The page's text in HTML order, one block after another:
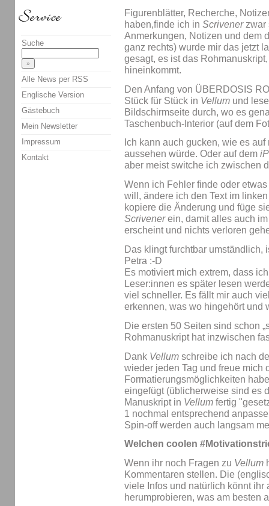
Figurenblätter, Recherche,
haben,finde ich in Scrivenerzwar
Anmerkungen, Notizen und dem
ganz rechts) wurde mir das jetzt
gesagt, es ist das
hineinkommt.
Den Anfang von ÜBERDOSIS
Stück für Stück in Vellum und
Bildschirmseite durch, wo es
Taschenbuch-Interior (auf dem
Ich kann auch gucken, wie es
aussehen würde. Oder auf dem
aber meist switche ich zwischen
Wenn ich Fehler finde oder
will, ändere ich den Text im
kopiere die Änderung und füge
Scrivenerein, damit alles auch
erscheint und nichts verloren
Das klingt furchtbar umständlich,
Petra :-D
Es motiviert mich extrem, dass
Leser:innen es später lesen
viel schneller. Es fällt mir auch
erkennen, was wo hingehört und
Die ersten 50 Seiten sind schon
Rohmanuskript hat inzwischen
Dank Vellum schreibe ich nach
wieder jeden Tag und freue mich
Formatierungsmöglichkeiten
eingefügt (üblicherweise sind es
Manuskript in Vellum fertig
1 nochmal entsprechend
Spin-off werden auch langsam
Welchen coolen
Wenn ihr noch Fragen zu Vellum
Kommentaren stellen. Die
viele Infos und natürlich könnt ihr
herumprobieren, was am besten
Suche
Alle News per RSS
Englische Version
Gästebuch
Mein Newsletter
Impressum
Kontakt